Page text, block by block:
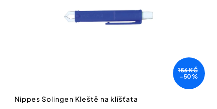
156 KČ
-50%
Nippes Solingen Kleště na klíšťata